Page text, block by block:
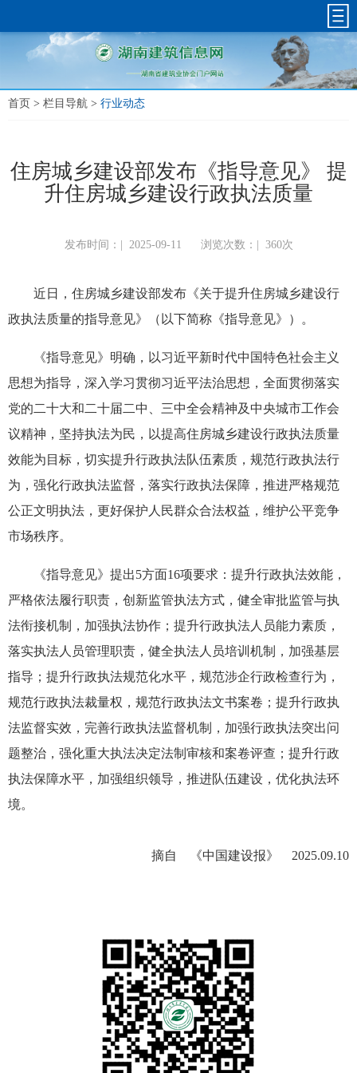
首页 > 栏目导航 > 行业动态
住房城乡建设部发布《指导意见》 提
升住房城乡建设行政执法质量
发布时间：| 2025-09-11 浏览次数：| 360次
近日，住房城乡建设部发布《关于提升住房城乡建设行
政执法质量的指导意见》（以下简称《指导意见》）。
《指导意见》明确，以习近平新时代中国特色社会主义
思想为指导，深入学习贯彻习近平法治思想，全面贯彻落实
党的二十大和二十届二中、三中全会精神及中央城市工作会
议精神，坚持执法为民，以提高住房城乡建设行政执法质量
效能为目标，切实提升行政执法队伍素质，规范行政执法行
为，强化行政执法监督，落实行政执法保障，推进严格规范
公正文明执法，更好保护人民群众合法权益，维护公平竞争
市场秩序。
《指导意见》提出5方面16项要求：提升行政执法效能，
严格依法履行职责，创新监管执法方式，健全审批监管与执
法衔接机制，加强执法协作；提升行政执法人员能力素质，
落实执法人员管理职责，健全执法人员培训机制，加强基层
指导；提升行政执法规范化水平，规范涉企行政检查行为，
规范行政执法裁量权，规范行政执法文书案卷；提升行政执
法监督实效，完善行政执法监督机制，加强行政执法突出问
题整治，强化重大执法决定法制审核和案卷评查；提升行政
执法保障水平，加强组织领导，推进队伍建设，优化执法环
境。
摘自 《中国建设报》 2025.09.10